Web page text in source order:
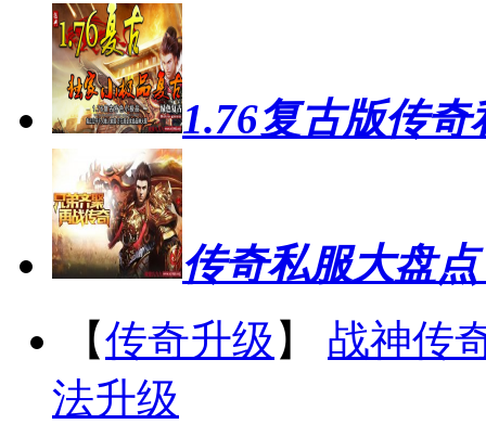
1.76复古版传
传奇私服大盘
【传奇升级 】 战神传
法升级